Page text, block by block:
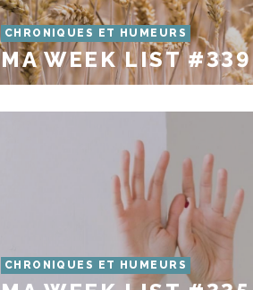
CHRONIQUES ET HUMEURS
MA WEEK LIST #339
CHRONIQUES ET HUMEURS